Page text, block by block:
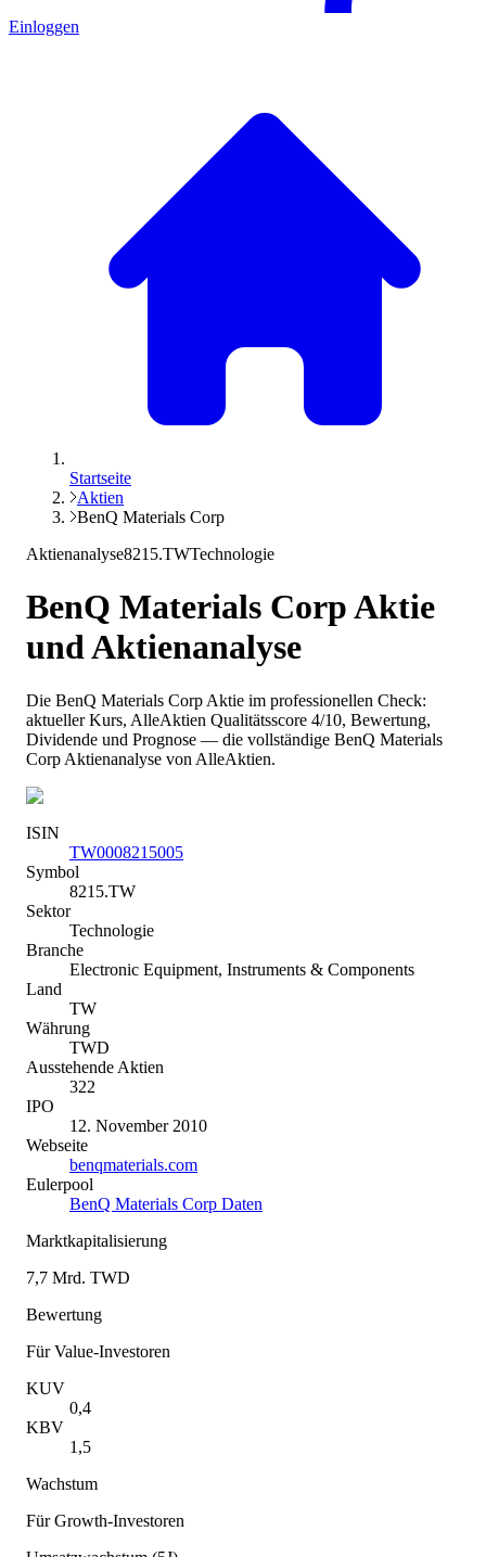
Einloggen
Startseite
Aktien
BenQ Materials Corp
Aktienanalyse8215.TWTechnologie
BenQ Materials CorpAktie
und Aktienanalyse
Die BenQ Materials Corp Aktie im professionellen Check:
aktueller Kurs, AlleAktien Qualitätsscore 4/10, Bewertung,
Dividende und Prognose — die vollständige BenQ Materials
Corp Aktienanalyse von AlleAktien.
ISIN
TW0008215005
Symbol
8215.TW
Sektor
Technologie
Branche
Electronic Equipment, Instruments & Components
Land
TW
Währung
TWD
Ausstehende Aktien
322
IPO
12. November 2010
Webseite
benqmaterials.com
Eulerpool
BenQ Materials Corp Daten
Marktkapitalisierung
7,7 Mrd. TWD
Bewertung
Für Value-Investoren
KUV
0,4
KBV
1,5
Wachstum
Für Growth-Investoren